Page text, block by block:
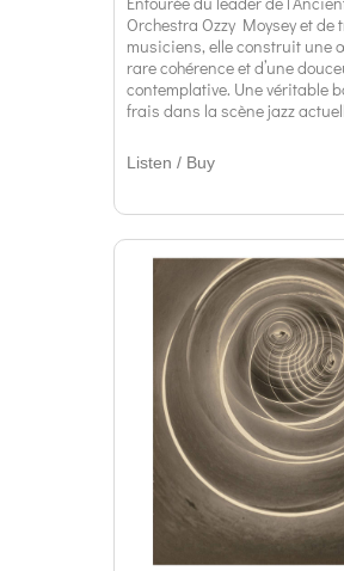
Orchestra Ozzy Moysey et de
musiciens, elle construit une
rare cohérence et d’une
contemplative. Une véritable
frais dans la scène jazz
Listen / Buy